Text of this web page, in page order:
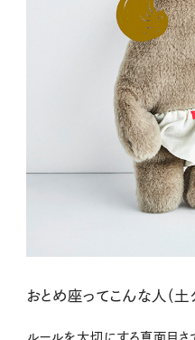
おとめ座ってこんな人（土
ルールを大切にする真面目さ